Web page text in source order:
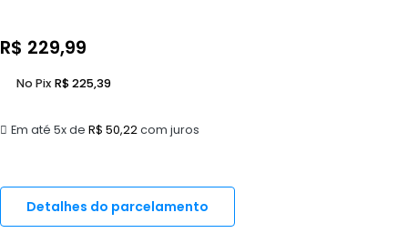
R$ 229,99
Em até 5x de R$ 50,22com juros
No Pix R$225,39
Detalhes do parcelamento